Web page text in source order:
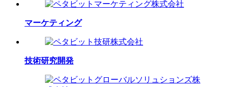
マーケティング
技術研究開発